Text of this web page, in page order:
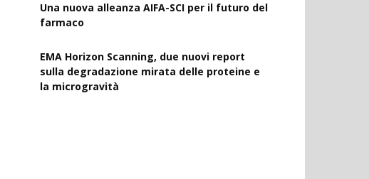
Una nuova alleanza AIFA-SCI per il futuro del
farmaco
EMA Horizon Scanning, due nuovi report
sulla degradazione mirata delle proteine e
la microgravità